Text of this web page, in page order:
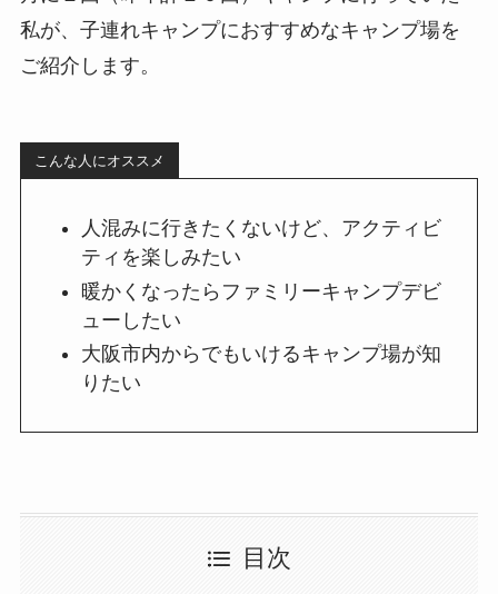
私が、 子連れキャンプにおすすめなキャンプ場を
ご紹介します。
こんな人にオススメ
人混みに行きたくないけど、アクティビ
ティを楽しみたい
暖かくなったらファミリーキャンプデビ
ューしたい
大阪市内からでもいけるキャンプ場が知
りたい
目次